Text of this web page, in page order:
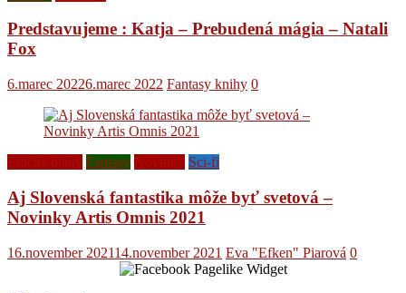
Predstavujeme : Katja – Prebudená mágia – Natali
Fox
6.marec 20226.marec 2022 Fantasy knihy 0
Fantasy Sci-fi
Aj Slovenská fantastika môže byť svetová –
Novinky Artis Omnis 2021
16.november 202114.november 2021 Eva "Efken" Piarová 0